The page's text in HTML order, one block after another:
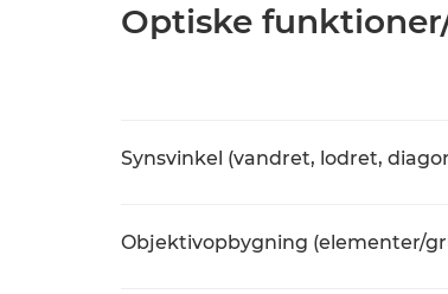
Optiske
Synsvinkel (vandret, lodret,
Objektivopbygning (elementer/